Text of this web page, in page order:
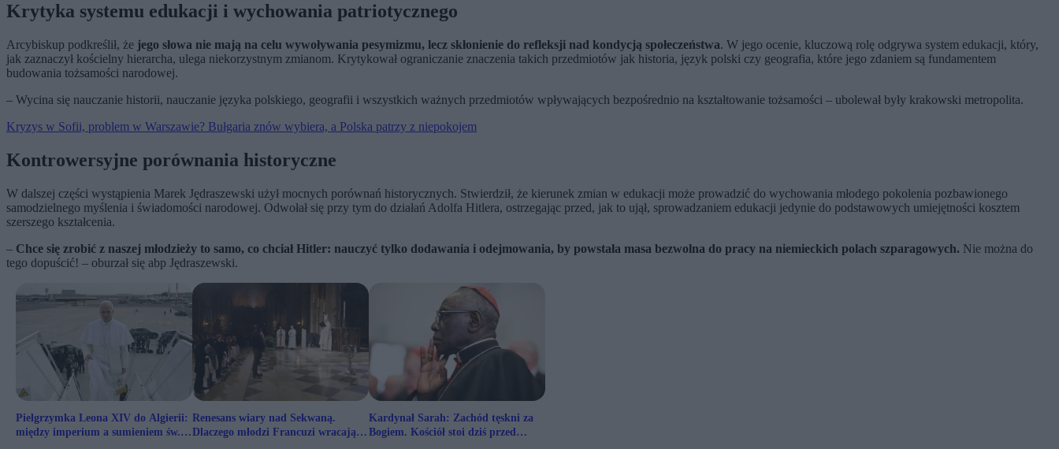
Krytyka systemu edukacji i wychowania patriotycznego
Arcybiskup podkreślił, że jego słowa nie mają na celu wywoływania pesymizmu, lecz skłonienie do refleksji nad kondycją społeczeństwa. W jego ocenie, kluczową rolę odgrywa system edukacji, który,
jak zaznaczył kościelny hierarcha, ulega niekorzystnym zmianom. Krytykował ograniczanie znaczenia takich przedmiotów jak historia, język polski czy geografia, które jego zdaniem są fundamentem
budowania tożsamości narodowej.
– Wycina się nauczanie historii, nauczanie języka polskiego, geografii i wszystkich ważnych przedmiotów wpływających bezpośrednio na kształtowanie tożsamości – ubolewał były krakowski metropolita.
Kryzys w Sofii, problem w Warszawie? Bułgaria znów wybiera, a Polska patrzy z niepokojem
Kontrowersyjne porównania historyczne
W dalszej części wystąpienia Marek Jędraszewski użył mocnych porównań historycznych. Stwierdził, że kierunek zmian w edukacji może prowadzić do wychowania młodego pokolenia pozbawionego
samodzielnego myślenia i świadomości narodowej. Odwołał się przy tym do działań Adolfa Hitlera, ostrzegając przed, jak to ujął, sprowadzaniem edukacji jedynie do podstawowych umiejętności kosztem
szerszego kształcenia.
– Chce się zrobić z naszej młodzieży to samo, co chciał Hitler: nauczyć tylko dodawania i odejmowania, by powstała masa bezwolna do pracy na niemieckich polach szparagowych. Nie można do
tego dopuścić! – oburzał się abp Jędraszewski.
Pielgrzymka Leona XIV do Algierii:
między imperium a sumieniem św.
Renesans wiary nad Sekwaną.
Dlaczego młodzi Francuzi wracają
Kardynał Sarah: Zachód tęskni za
Bogiem. Kościół stoi dziś przed